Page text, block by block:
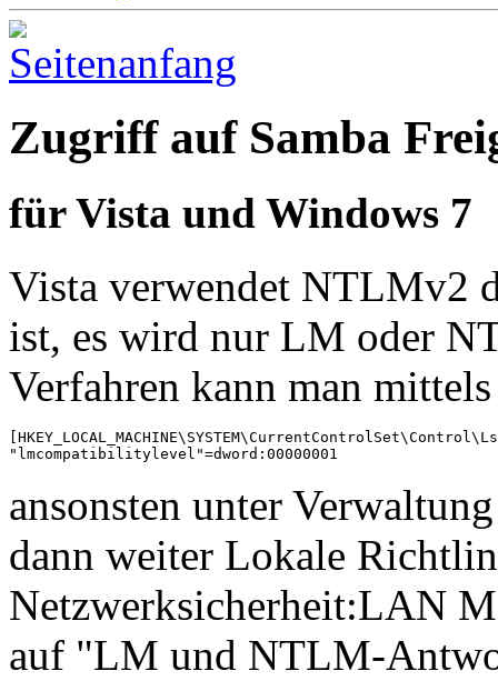
Zugriff auf Samba
für Vista und Windows 7
Vista verwendet NTLMv2
ist, es wird nur LM oder
Verfahren kann man
"lmcompatibilitylevel"=dword:00000001
ansonsten unter
dann weiter Lokale
Netzwerksicherheit:LAN
auf "LM und NTLM-